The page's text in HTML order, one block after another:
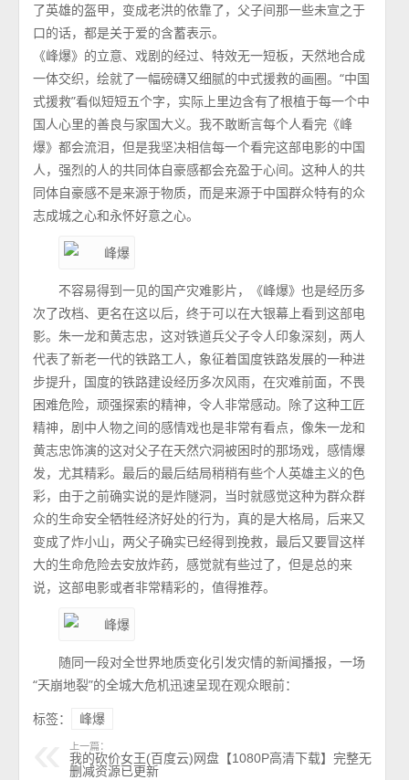
了英雄的盔甲，变成老洪的依靠了，父子间那一些未宣之于
口的话，都是关于爱的含蓄表示。
《峰爆》的立意、戏剧的经过、特效无一短板，天然地合成
一体交织，绘就了一幅磅礴又细腻的中式援救的画圈。“中国
式援救”看似短短五个字，实际上里边含有了根植于每一个中
国人心里的善良与家国大义。我不敢断言每个人看完《峰
爆》都会流泪，但是我坚决相信每一个看完这部电影的中国
人，强烈的人的共同体自豪感都会充盈于心间。这种人的共
同体自豪感不是来源于物质，而是来源于中国群众特有的众
志成城之心和永怀好意之心。
不容易得到一见的国产灾难影片，《峰爆》也是经历多
次了改档、更名在这以后，终于可以在大银幕上看到这部电
影。朱一龙和黄志忠，这对铁道兵父子令人印象深刻，两人
代表了新老一代的铁路工人，象征着国度铁路发展的一种进
步提升，国度的铁路建设经历多次风雨，在灾难前面，不畏
困难危险，顽强探索的精神，令人非常感动。除了这种工匠
精神，剧中人物之间的感情戏也是非常有看点，像朱一龙和
黄志忠饰演的这对父子在天然穴洞被困时的那场戏，感情爆
发，尤其精彩。最后的最后结局稍稍有些个人英雄主义的色
彩，由于之前确实说的是炸隧洞，当时就感觉这种为群众群
众的生命安全牺牲经济好处的行为，真的是大格局，后来又
变成了炸小山，两父子确实已经得到挽救，最后又要冒这样
大的生命危险去安放炸药，感觉就有些过了，但是总的来
说，这部电影或者非常精彩的，值得推荐。
随同一段对全世界地质变化引发灾情的新闻播报，一场
“天崩地裂”的全城大危机迅速呈现在观众眼前：
标签：
峰爆
上一篇：
我的砍价女王(百度云)网盘【1080P高清下载】完整无
删减资源已更新